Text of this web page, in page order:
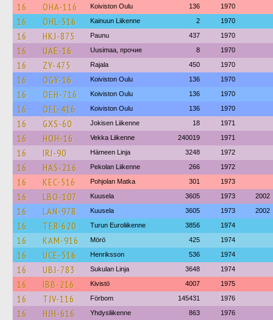
16 OHA-116 Koiviston Oulu 136 1970
16 OHL-516 Kainuun Liikenne 2 1970
16 HKJ-875 Paunu 437 1970
16 UAE-16 Uusimaa, прочие 8 1970
16 ZY-475 Rajala 450 1970
16 OGY-16 Koiviston Oulu 136 1970
16 OEH-716 Koiviston Oulu 136 1970
16 OEL-416 Koiviston Oulu 136 1970
16 GXS-60 Jokisen Liikenne 18 1971
16 HOH-16 Vekka Liikenne 240019 1971
16 IRJ-90 Hämeen Linja 3248 1972
16 HAS-216 Pekolan Liikenne 266 1972
16 KEC-516 Pohjolan Matka 301 1973
16 LBO-107 Kuusela 3605 1973 2002
16 LAN-978 Kuusela 3605 1973 2002
16 TER-620 Turun Euroliikenne 3856 1974
16 KAM-916 Mörö 425 1974
16 UCE-516 Henriksson 536 1974
16 UBJ-783 Sukulan Linja 3648 1974
16 IBB-216 Kivistö 4007 1975
16 TJV-116 Förbom 145431 1976
16 HJH-616 Yhdysliikenne 863 1976